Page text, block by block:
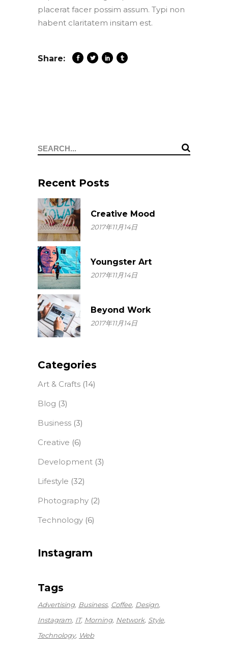
placerat facer possim assum. Typi non
habent claritatem insitam est.
Share:
Search
Recent Posts
Creative Mood
2017年11月14日
Youngster Art
2017年11月14日
Beyond Work
2017年11月14日
Categories
Art & Crafts (14)
Blog (3)
Business (3)
Creative (6)
Development (3)
Lifestyle (32)
Photography (2)
Technology (6)
Instagram
Tags
Advertising Business Coffee Design
Instagram IT Morning Network Style
Technology Web